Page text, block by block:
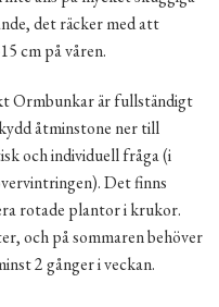
det räcker med att
cm på våren.
Ormbunkar är fullständigt
åtminstone ner till
och individuell fråga (i
Det finns
rotade plantor i krukor.
och på sommaren behöver
2 gånger i veckan.